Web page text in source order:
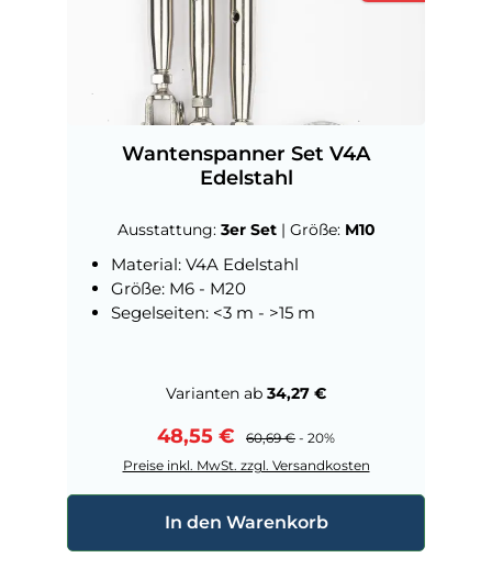
Wantenspanner Set V4A
Edelstahl
Ausstattung: 3er Set | Größe: M10
Material: V4A Edelstahl
Größe: M6 - M20
Segelseiten: <3 m - >15 m
Varianten ab 34,27 €
Verkaufspreis:
48,55 € Regulärer Preis:
60,69 € - 20%
Preise inkl. MwSt. zzgl. Versandkosten
In den Warenkorb